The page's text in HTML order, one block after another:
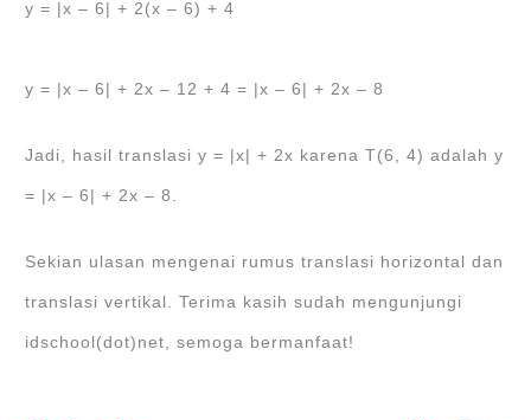
y = |x – 6| + 2(x – 6) + 4
y = |x – 6| + 2x – 12 + 4 = |x – 6| + 2x – 8
Jadi, hasil translasi y = |x| + 2x karena T(6, 4) adalah y
= |x – 6| + 2x – 8.
Sekian ulasan mengenai rumus translasi horizontal dan
translasi vertikal. Terima kasih sudah mengunjungi
idschool(dot)net, semoga bermanfaat!